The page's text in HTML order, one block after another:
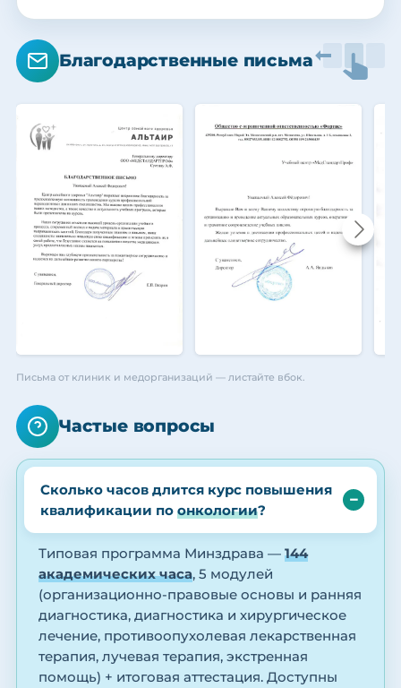
Благодарственные письма
Письма от клиник и медорганизаций — листайте вбок.
Частые вопросы
Сколько часов длится курс повышения
квалификации по онкологии?
Типовая программа Минздрава — 144
академических часа, 5 модулей
(организационно-правовые основы и ранняя
диагностика, диагностика и хирургическое
лечение, противоопухолевая лекарственная
терапия, лучевая терапия, экстренная
помощь) + итоговая аттестация. Доступны